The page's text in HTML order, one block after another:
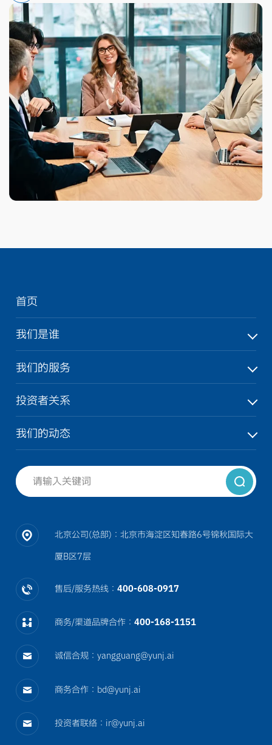
首页
我们是谁
我们的服务
投资者关系
我们的动态
北京公司(总部)：北京市海淀区知春路6号锦秋国际大
厦B区7层
售后/服务热线： 400-608-0917
商务/渠道品牌合作： 400-168-1151
诚信合规： yangguang@yunj.ai
商务合作： bd@yunj.ai
投资者联络： ir@yunj.ai